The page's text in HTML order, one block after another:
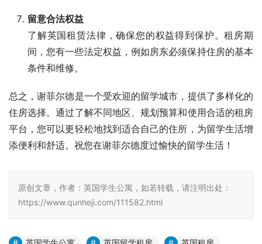
留意合法权益
了解英国租赁法律，确保您的权益得到保护。租房期
间，您有一些法定权益，例如房东必须保持住房的基本
条件和维修。
总之，谢菲尔德是一个受欢迎的留学城市，提供了多样化的
住房选择。通过了解不同地区、规划预算和使用合适的租房
平台，您可以更轻松地找到适合自己的住所，为留学生活增
添便利和舒适。祝您在谢菲尔德度过愉快的留学生活！
原创文章，作者：英国学生公寓，如若转载，请注明出处：
https://www.qunheji.com/111582.html